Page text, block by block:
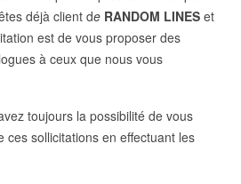
déjà client de RANDOM LINES et
est de vous proposer des
à ceux que nous vous
toujours la possibilité de vous
ces sollicitations en effectuant les